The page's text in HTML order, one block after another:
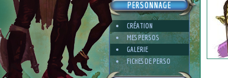
PERSONNAGE
CRÉATION
MES PERSOS
GALERIE
FICHES DE PERSO